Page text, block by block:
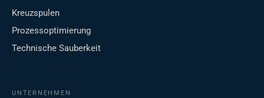
Kreuzspulen
Prozessoptimierung
Technische Sauberkeit
UNTERNEHMEN